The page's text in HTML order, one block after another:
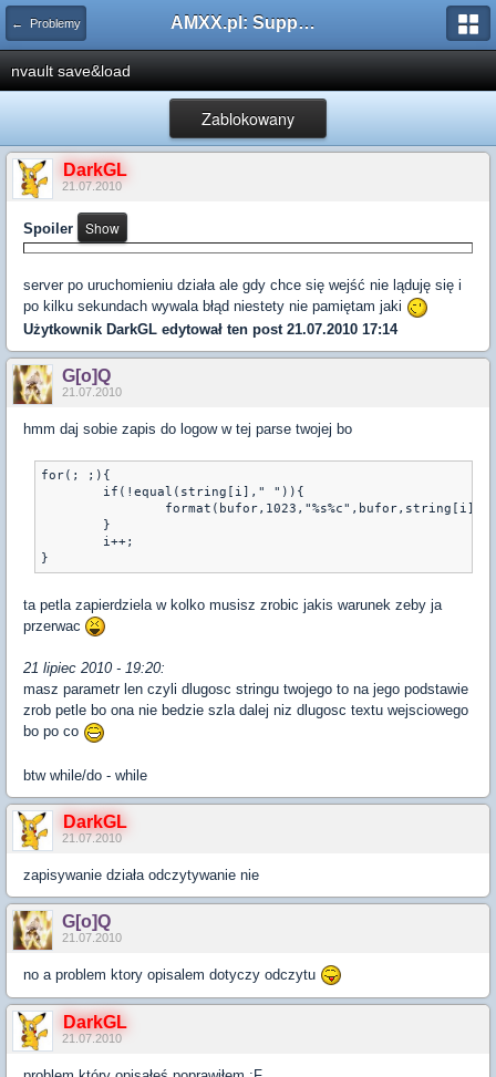
← Problemy AMXX.pl: Support AMX Mod X i SourceMod
nvault save&load
Zablokowany
DarkGL
21.07.2010
Spoiler
server po uruchomieniu działa ale gdy chce się wejść nie ląduję się i
po kilku sekundach wywala błąd niestety nie pamiętam jaki
Użytkownik DarkGL edytował ten post 21.07.2010 17:14
G[o]Q
21.07.2010
hmm daj sobie zapis do logow w tej parse twojej bo
for(; ;){
        if(!equal(string[i]," ")){
                format(bufor,1023,"%s%c",bufor,string[i]);
        }
        i++;
}
ta petla zapierdziela w kolko musisz zrobic jakis warunek zeby ja
przerwac
21 lipiec 2010 - 19:20:
masz parametr len czyli dlugosc stringu twojego to na jego podstawie
zrob petle bo ona nie bedzie szla dalej niz dlugosc textu wejsciowego
bo po co
btw while/do - while
DarkGL
21.07.2010
zapisywanie działa odczytywanie nie
G[o]Q
21.07.2010
no a problem ktory opisalem dotyczy odczytu
DarkGL
21.07.2010